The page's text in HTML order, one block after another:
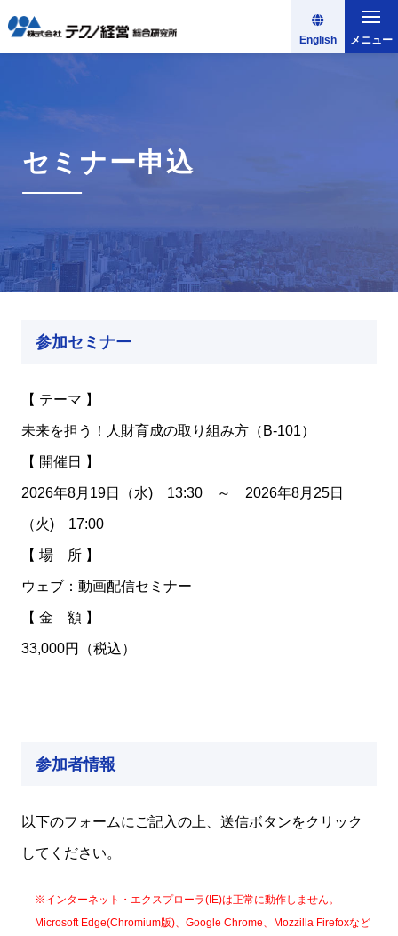
English メニュー
セミナー申込
参加セミナー
【 テーマ 】
未来を担う！人財育成の取り組み方（B-101）
【 開催日 】
2026年8月19日（水) 13:30 ～ 2026年8月25日
（火) 17:00
【 場 所 】
ウェブ：動画配信セミナー
【 金 額 】
33,000円（税込）
参加者情報
以下のフォームにご記入の上、送信ボタンをクリック
してください。
※インターネット・エクスプローラ(IE)は正常に動作しません。
Microsoft Edge(Chromium版)、Google Chrome、Mozzilla Firefoxなど